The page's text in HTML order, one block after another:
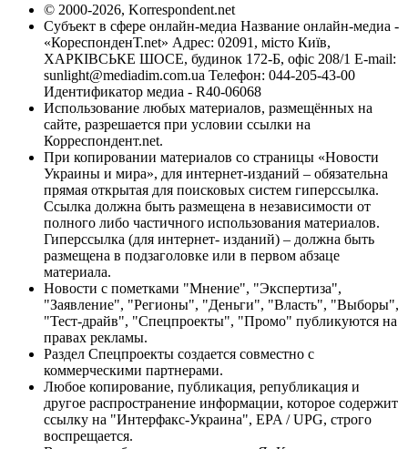
© 2000-2026, Korrespondent.net
Субъект в сфере онлайн-медиа Название онлайн-медиа -
«КореспонденТ.net» Адрес: 02091, місто Київ,
ХАРКІВСЬКЕ ШОСЕ, будинок 172-Б, офіс 208/1 E-mail:
sunlight@mediadim.com.ua Телефон: 044-205-43-00
Идентификатор медиа - R40-06068
Использование любых материалов, размещённых на
сайте, разрешается при условии ссылки на
Корреспондент.net.
При копировании материалов со страницы «Новости
Украины и мира», для интернет-изданий – обязательна
прямая открытая для поисковых систем гиперссылка.
Ссылка должна быть размещена в независимости от
полного либо частичного использования материалов.
Гиперссылка (для интернет- изданий) – должна быть
размещена в подзаголовке или в первом абзаце
материала.
Новости с пометками "Мнение", "Экспертиза",
"Заявление", "Регионы", "Деньги", "Власть", "Выборы",
"Тест-драйв", "Спецпроекты", "Промо" публикуются на
правах рекламы.
Раздел Спецпроекты создается совместно с
коммерческими партнерами.
Любое копирование, публикация, републикация и
другое распространение информации, которое содержит
ссылку на "Интерфакс-Украина", EPA / UPG, строго
воспрещается.